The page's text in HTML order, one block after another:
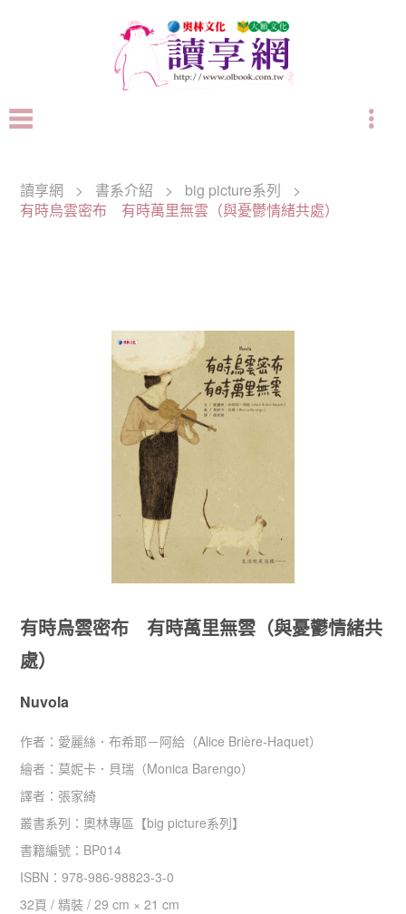
讀享網 > 書系介紹 > big picture系列
>
有時烏雲密布 有時萬里無雲（與憂鬱情緒共處）
有時烏雲密布 有時萬里無雲（與憂鬱情緒共
處）
Nuvola
作者： 愛麗絲．布希耶－阿給（Alice Brière-Haquet）
繪者： 莫妮卡．貝瑞（Monica Barengo）
譯者： 張家綺
叢書系列：奧林專區 【big picture系列】
書籍編號： BP014
ISBN：978-986-98823-3-0
32頁 /精裝 /29 cm × 21 cm